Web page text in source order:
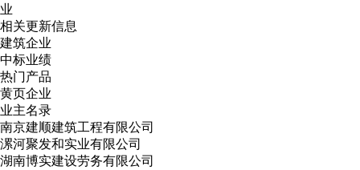
业
相关更新信息
建筑企业
中标业绩
热门产品
黄页企业
业主名录
南京建顺建筑工程有限公司
漯河聚发和实业有限公司
湖南博实建设劳务有限公司